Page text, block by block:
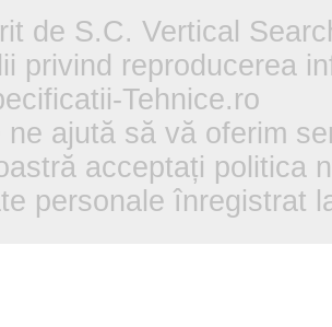
de S.C. Vertical
privind reproducerea
Tehnice.ro
ne ajută să vă oferim
acceptați politica
personale înregistrat